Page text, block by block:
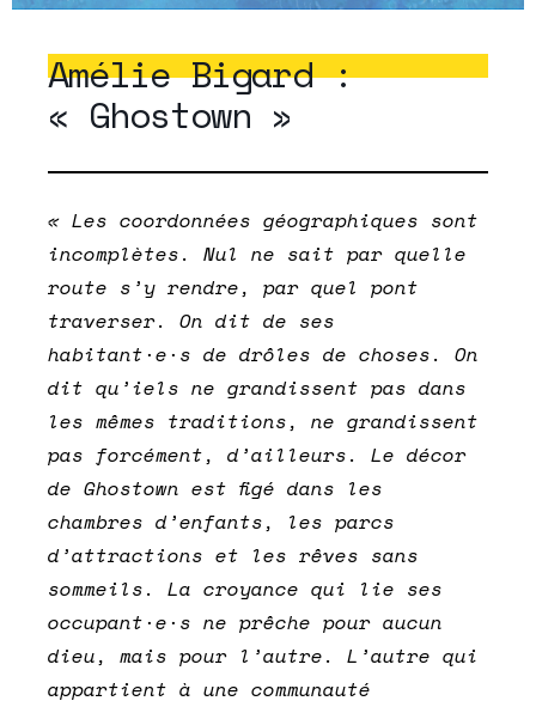
Amélie Bigard :
« Ghostown »
« Les coordonnées géographiques sont
incomplètes. Nul ne sait par quelle
route s’y rendre, par quel pont
traverser. On dit de ses
habitant·e· s de drôles de choses. On
dit qu’iels ne grandissent pas dans
les mêmes traditions, ne grandissent
pas forcément, d’ailleurs. Le décor
de Ghostown est figé dans les
chambres d’enfants, les parcs
d’attractions et les rêves sans
sommeils. La croyance qui lie ses
occupant·e· s ne prêche pour aucun
dieu, mais pour l’autre. L’autre qui
appartient à une communauté